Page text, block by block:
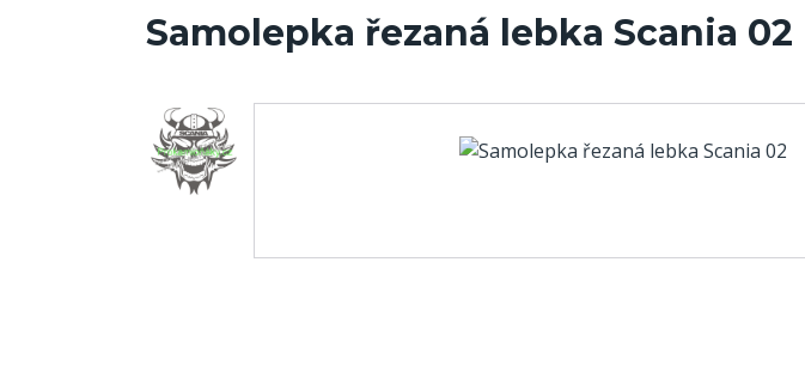
Samolepka řezaná lebka Scania 02